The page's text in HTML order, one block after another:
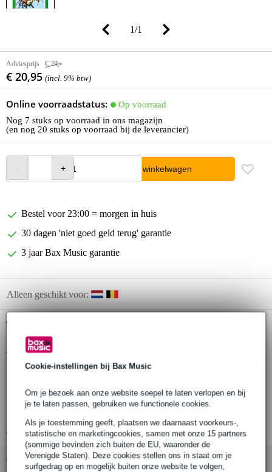
Cookie-instellingen bij Bax Music
Om je bezoek aan onze website soepel te laten verlopen en bij
je te laten passen, gebruiken we functionele cookies.
Als je toestemming geeft, plaatsen we daarnaast voorkeurs-,
statistische en marketingcookies, samen met onze 15 partners
(sommige bevinden zich buiten de EU, waaronder de
Verenigde Staten). Deze cookies stellen ons in staat om je
surfgedrag op en mogelijk buiten onze website te volgen,
1/1
Adviesprijs € 29,-
€ 20,95 (incl. 9% btw)
Online voorraadstatus:
Op voorraad
Nog 7 stuks op voorraad in ons magazijn
(en nog 20 stuks op voorraad bij de leverancier)
In winkelwagen
Bestel voor 23:00 = morgen in huis
30 dagen 'niet goed geld terug' garantie
3 jaar Bax Music garantie
Alleen geschikt voor:
Productinformatie
ritmische oefeningen
geschikt voor jonge muzikanten
Bekijk alle productspecificaties
Bekijk ook eens (1)